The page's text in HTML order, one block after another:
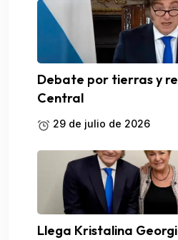
Debate por tierras y
Central
29 de julio de 2026
Llega Kristalina